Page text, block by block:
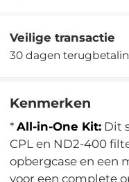
Veilige transactie
30 dagen
Kenmerken
*All-in-One Kit: Dit
CPL en ND2-400
opbergcase en een
voor een complete